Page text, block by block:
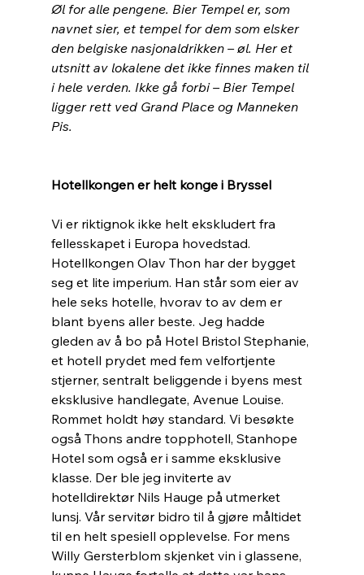
Øl for alle pengene. Bier Tempel er, som
navnet sier, et tempel for dem som elsker
den belgiske nasjonaldrikken – øl. Her et
utsnitt av lokalene det ikke finnes maken til
i hele verden. Ikke gå forbi – Bier Tempel
ligger rett ved Grand Place og Manneken
Pis.
Hotellkongen er helt konge i Bryssel
Vi er riktignok ikke helt ekskludert fra
fellesskapet i Europa hovedstad.
Hotellkongen Olav Thon har der bygget
seg et lite imperium. Han står som eier av
hele seks hotelle, hvorav to av dem er
blant byens aller beste. Jeg hadde
gleden av å bo på Hotel Bristol Stephanie,
et hotell prydet med fem velfortjente
stjerner, sentralt beliggende i byens mest
eksklusive handlegate, Avenue Louise.
Rommet holdt høy standard. Vi besøkte
også Thons andre topphotell, Stanhope
Hotel som også er i samme eksklusive
klasse. Der ble jeg inviterte av
hotelldirektør Nils Hauge på utmerket
lunsj. Vår servitør bidro til å gjøre måltidet
til en helt spesiell opplevelse. For mens
Willy Gersterblom skjenket vin i glassene,